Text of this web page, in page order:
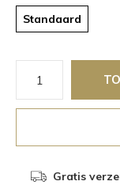
Standaard
Gratis